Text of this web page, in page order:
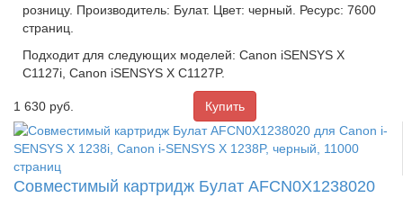
розницу. Производитель: Булат. Цвет: черный. Ресурс: 7600
страниц.
Подходит для следующих моделей: Canon iSENSYS X
C1127i, Canon iSENSYS X C1127P.
1 630 руб.
Совместимый картридж Булат AFCN0X1238020